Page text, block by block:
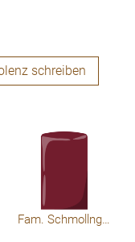
schreiben
Fam. Schmollngruber